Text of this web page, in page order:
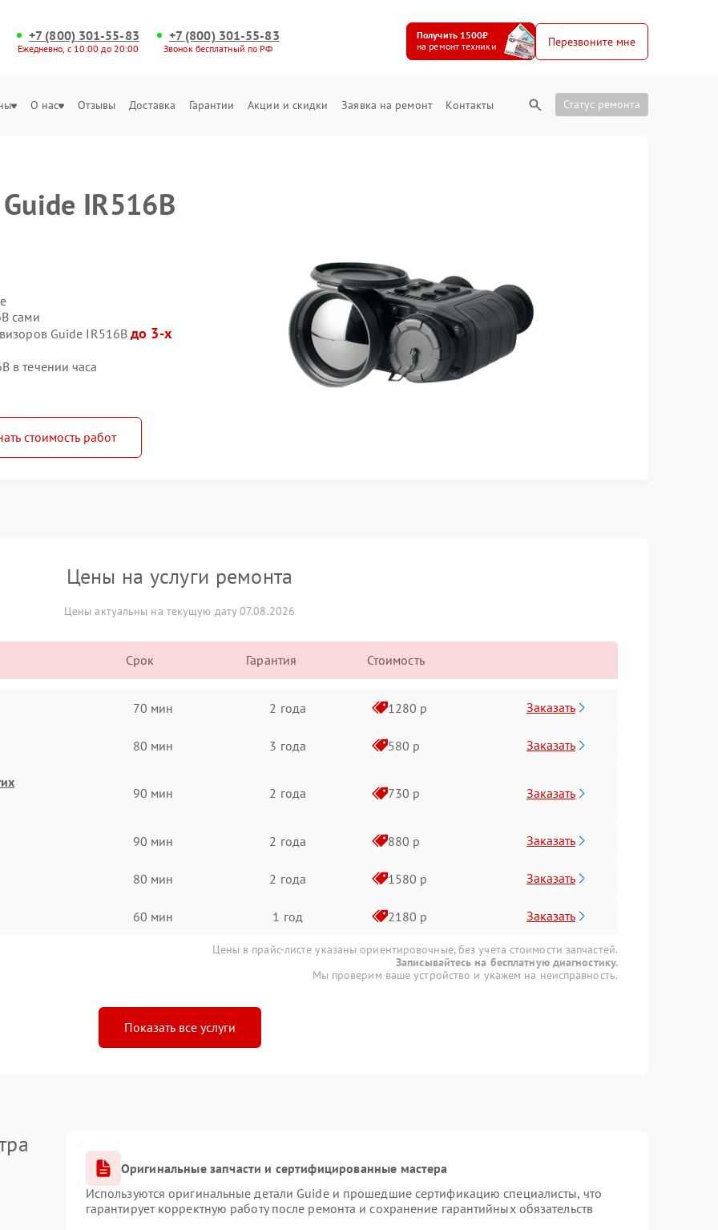
+7 (800) 301-55-83
Ежедневно, с 10:00 до 20:00
+7 (800) 301-55-83
Звонок бесплатный по РФ
Получить 1500₽
на ремонт техники
Перезвоните мне
О нас Отзывы Доставка Гарантии Акции и скидки Заявка на ремонт Контакты Статус ремонта
IR516B
сами
Guide IR516Bдо 3-х
в течении часа
стоимость работ
Цены на услуги ремонта
Цены актуальны на текущую дату 07.08.2026
Срок Гарантия Стоимость
70 мин 2 года 1280 р Заказать
80 мин 3 года 580 р Заказать
90 мин 2 года 730 р Заказать
90 мин 2 года 880 р Заказать
80 мин 2 года 1580 р Заказать
60 мин 1 год 2180 р Заказать
Цены в прайс-листе указаны ориентировочные, без учета стоимости запчастей.
Записывайтесь на бесплатную диагностику.
Мы проверим ваше устройство и укажем на неисправность.
Показать все услуги
Оригинальные запчасти и сертифицированные мастера
Используются оригинальные детали Guide и прошедшие сертификацию специалисты, что
гарантирует корректную работу после ремонта и сохранение гарантийных обязательств